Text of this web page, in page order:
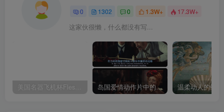
0 1302 0 1.3W+ 17.3W+
这家伙很懒，什么都没有写...
岛国爱情动作片中的AV棒到底有多猛？成人用品震动棒的发展史！